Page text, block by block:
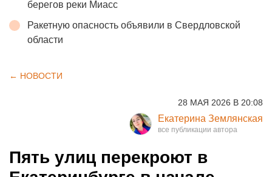
берегов реки Миасс
Ракетную опасность объявили в Свердловской
области
← НОВОСТИ
28 МАЯ 2026 В 20:08
Екатерина Землянская
Пять улиц перекроют в